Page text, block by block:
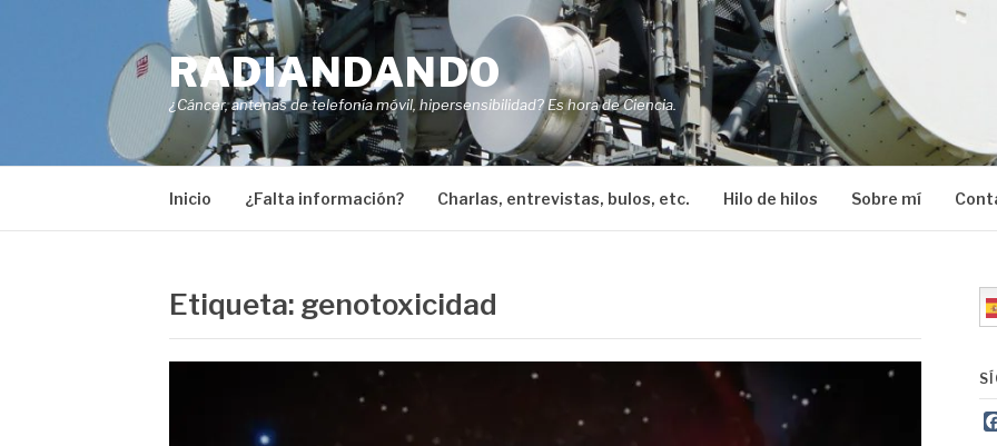
RADIANDANDO
¿Cáncer, antenas de telefonía móvil, hipersensibilidad? Es hora de Ciencia.
Inicio ¿Falta información? Charlas, entrevistas, bulos, etc. Hilo de hilos Sobre mí
Etiqueta: genotoxicidad